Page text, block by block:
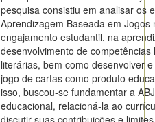
pesquisa consistiu em analisar os
Aprendizagem Baseada em Jogos
engajamento estudantil, na
desenvolvimento de competências
literárias, bem como desenvolver
jogo de cartas como produto
isso, buscou-se fundamentar a
educacional, relacioná-la ao
discutir suas contribuições e